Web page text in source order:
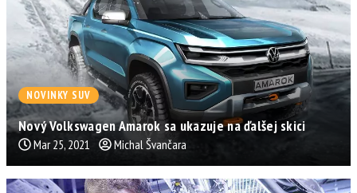
NOVINKY SUV
Nový Volkswagen Amarok sa ukazuje na ďalšej skici
Mar 25, 2021 Michal Švančara